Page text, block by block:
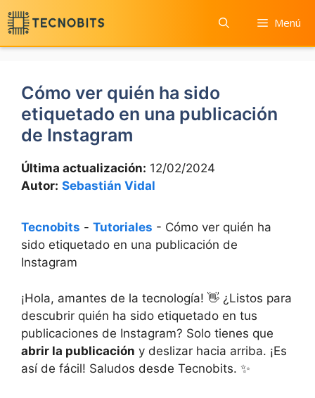
Saltar
al
contenido
Menú
Cómo ver quién ha sido
etiquetado en una publicación
de Instagram
Última actualización: 12/02/2024
Autor: Sebastián Vidal
Tecnobits - Tutoriales - Cómo ver quién ha
sido etiquetado en una publicación de
Instagram
¡Hola, amantes de la tecnología! 👋⁤ ¿Listos para
descubrir quién ha sido etiquetado en tus
publicaciones de Instagram? Solo⁤ tienes que
abrir la ⁢publicación y ⁢deslizar hacia arriba. ​¡Es
así de fácil! ‍Saludos desde Tecnobits. ✨